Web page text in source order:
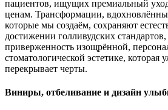
пациентов, ищущих премиальный
ценам. Трансформации,
которые мы создаём, сохраняют
достижении голливудских
приверженность изощрённой,
стоматологической эстетике, которая
перекрывает черты.
Виниры, отбеливание и дизайн